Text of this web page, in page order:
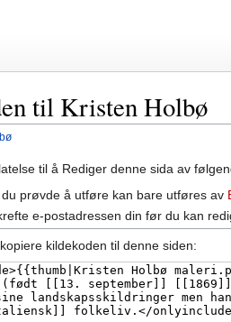
til Kristen Holbø
til å Rediger denne sida av
du prøvde å utføre kan bare utføres av
e-postadressen din før du kan
kildekoden til denne siden: